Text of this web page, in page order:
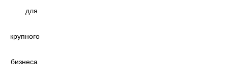
для
крупного
бизнеса